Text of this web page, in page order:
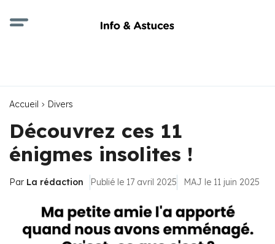
Accueil Divers
Découvrez ces 11
énigmes insolites !
Par La rédaction Publié le 17 avril 2025 MAJ le 11 juin 2025